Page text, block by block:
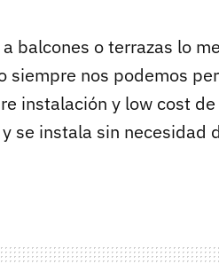
balcones o terrazas lo
siempre nos podemos
instalación y low cost de
y se instala sin necesidad